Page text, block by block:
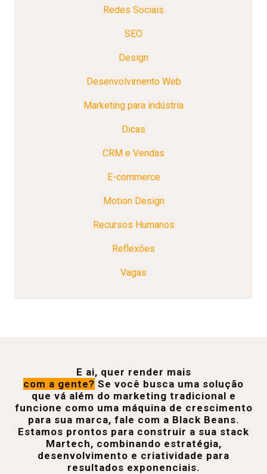
Redes Sociais
SEO
Design
Desenvolvimento Web
Marketing para indústria
Dicas
CRM e Vendas
E-commerce
Motion Design
Recursos Humanos
Reflexões
Vagas
E ai, quer render mais
com a gente? Se você busca uma solução
que vá além do marketing tradicional e
funcione como uma máquina de crescimento
para sua marca, fale com a Black Beans.
Estamos prontos para construir a sua stack
Martech, combinando estratégia,
desenvolvimento e criatividade para
resultados exponenciais.